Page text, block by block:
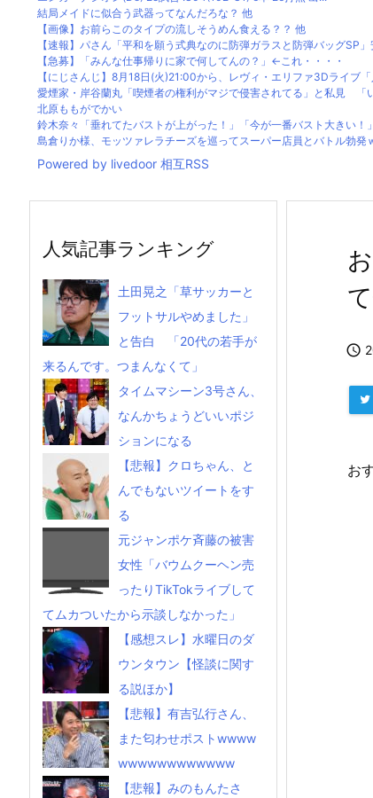
結局メイドに似合う武器ってなんだろな？ 他
【画像】お前らこのタイプの流しそうめん食える？？ 他
【速報】パさん「平和を願う式典なのに防弾ガラスと防弾バッグSP
【急募】「みんな仕事帰りに家で何してんの？」←これ・・・・
【にじさんじ】8月18日(火)21:00から、レヴィ・エリファ3Dライブ
愛煙家・岸谷蘭丸「喫煙者の権利がマジで侵害されてる」と私見 「
北原ももがでかい
鈴木奈々「垂れてたバストが上がった！」「今が一番バスト大きい！
島倉りか様、モッツァレラチーズを巡ってスーパー店員とバトル勃発
Powered by livedoor 相互RSS

お
人気記事ランキング
土田晃之「草サッカーと
フットサルやめました」
と告白 「20代の若手が
来るんです。つまんなくて」
タイムマシーン3号さん、
なんかちょうどいいポジ
ションになる
【悲報】クロちゃん、と
んでもないツイートをす
る
元ジャンポケ斉藤の被害
女性「バウムクーヘン売
ったりTikTokライブして
てムカついたから示談しなかった」
【感想スレ】水曜日のダ
ウンタウン【怪談に関す
る説ほか】
【悲報】有吉弘行さん、
また匂わせポストwwww
wwwwwwwwwwww
【悲報】みのもんたさ